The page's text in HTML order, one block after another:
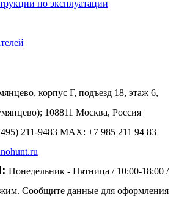
по эксплуатации
корпус Г, подъезд 18, этаж 6,
108811 Москва, Россия
211-9483 MAX: +7 985 211 94 83
Понедельник - Пятница / 10:00-18:00 /
Сообщите данные для оформления